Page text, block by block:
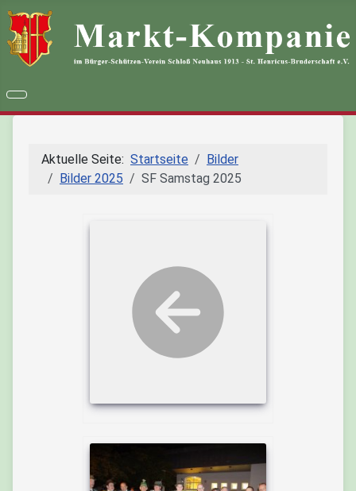
Aktuelle Seite: Startseite
Bilder
Bilder 2025
SF Samstag 2025